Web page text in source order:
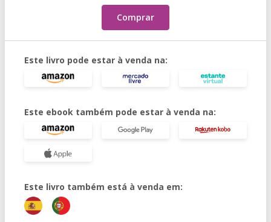
Comprar
Este livro pode estar à venda na:
Este ebook também pode estar à venda na:
Este livro também está à venda em: